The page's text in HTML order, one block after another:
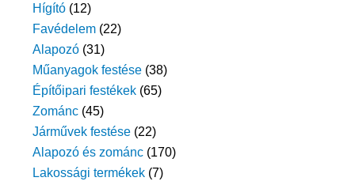
Hígító (12)
Favédelem (22)
Alapozó (31)
Műanyagok festése (38)
Építőipari festékek (65)
Zománc (45)
Járművek festése (22)
Alapozó és zománc (170)
Lakossági termékek (7)